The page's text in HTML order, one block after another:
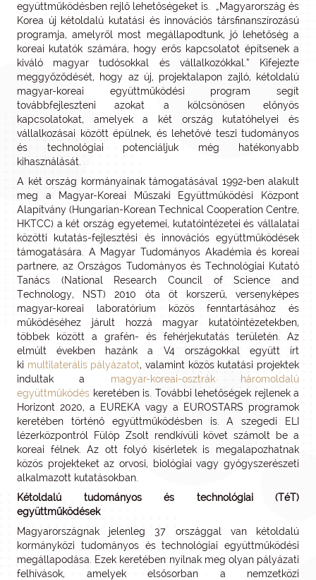
együttműködésben rejlő lehetőségeket is. „Magyarország és
Korea új kétoldalú kutatási és innovációs társfinanszírozású
programja, amelyről most megállapodtunk, jó lehetőség a
koreai kutatók számára, hogy erős kapcsolatot építsenek a
kiváló magyar tudósokkal és vállalkozókkal.” Kifejezte
meggyőződését, hogy az új, projektalapon zajló, kétoldalú
magyar-koreai együttműködési program segít
továbbfejleszteni azokat a kölcsönösen előnyös
kapcsolatokat, amelyek a két ország kutatóhelyei és
vállalkozásai között épülnek, és lehetővé teszi tudományos
és technológiai potenciáljuk még hatékonyabb
kihasználását.
A két ország kormányainak támogatásával 1992-ben alakult
meg a Magyar-Koreai Műszaki Együttműködési Központ
Alapítvány (Hungarian-Korean Technical Cooperation Centre,
HKTCC) a két ország egyetemei, kutatóintézetei és vállalatai
közötti kutatás-fejlesztési és innovációs együttműködések
támogatására. A Magyar Tudományos Akadémia és koreai
partnere, az Országos Tudományos és Technológiai Kutató
Tanács (National Research Council of Science and
Technology, NST) 2010 óta öt korszerű, versenyképes
magyar-koreai laboratórium közös fenntartásához és
működéséhez járult hozzá magyar kutatóintézetekben,
többek között a grafén- és fehérjekutatás területén. Az
elmúlt években hazánk a V4 országokkal együtt írt
ki multilaterális pályázatot, valamint közös kutatási projektek
indultak a magyar-koreai-osztrák háromoldalú
együttműködés keretében is. További lehetőségek rejlenek a
Horizont 2020, a EUREKA vagy a EUROSTARS programok
keretében történő együttműködésben is. A szegedi ELI
lézerközpontról Fülöp Zsolt rendkívüli követ számolt be a
koreai félnek. Az ott folyó kísérletek is megalapozhatnak
közös projekteket az orvosi, biológiai vagy gyógyszerészeti
alkalmazott kutatásokban.
Kétoldalú tudományos és technológiai (TéT)
együttműködések
Magyarországnak jelenleg 37 országgal van kétoldalú
kormányközi tudományos és technológiai együttműködési
megállapodása. Ezek keretében nyílnak meg olyan pályázati
felhívások, amelyek elsősorban a nemzetközi